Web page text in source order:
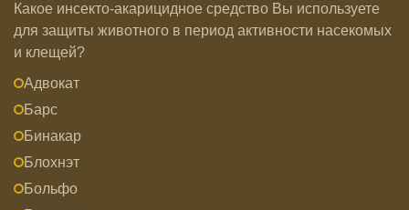
Какое инсекто-акарицидное средство Вы используете
для защиты животного в период активности насекомых
и клещей?
Адвокат
Барс
Бинакар
Блохнэт
Больфо